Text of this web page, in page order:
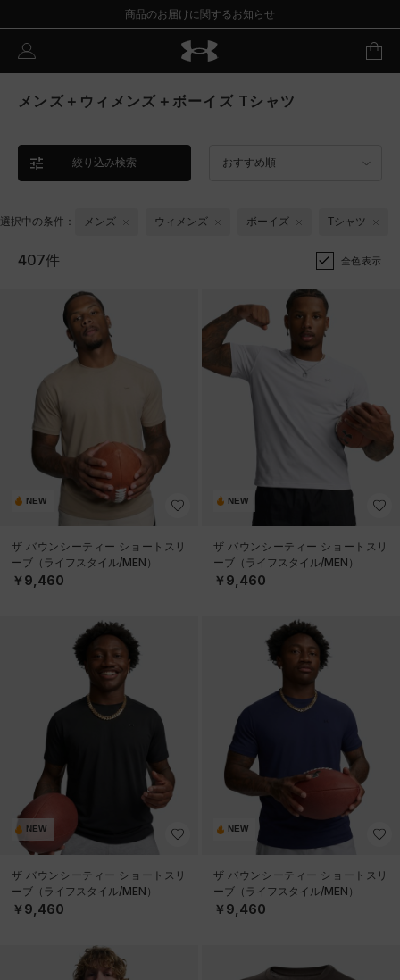
商品のお届けに関するお知らせ
メンズ＋ウィメンズ＋ボーイズ Tシャツ
絞り込み検索 おすすめ順
選択中の条件： メンズ ウィメンズ ボーイズ Tシャツ
407件 全色表示
NEW
ザ バウンシーティー ショートスリ
ーブ（ライフスタイル/MEN）
￥9,460
NEW
ザ バウンシーティー ショートスリ
ーブ（ライフスタイル/MEN）
￥9,460
NEW
ザ バウンシーティー ショートスリ
ーブ（ライフスタイル/MEN）
￥9,460
NEW
ザ バウンシーティー ショートスリ
ーブ（ライフスタイル/MEN）
￥9,460